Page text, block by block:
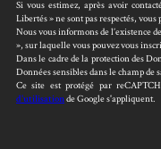
Si vous estimez, après avoir
Libertés » ne sont pas respectés,
Nous vous informons de l’existence
», sur laquelle vous pouvez vous
Dans le cadre de la protection des
Données sensibles dans le champ de
Ce site est protégé par
d'utilisationde Google s'appliquent.